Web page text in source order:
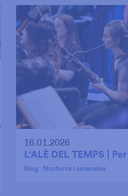
16.01.2026
L'ALÈ DEL TEMPS |
Blog Nocturns i serenates